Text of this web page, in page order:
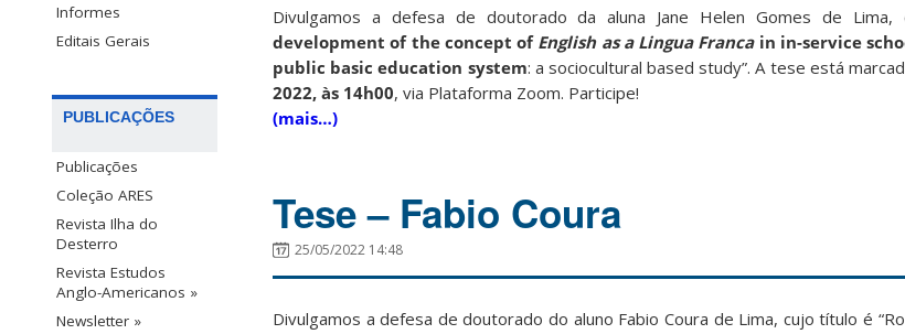
Informes
Editais Gerais
PUBLICAÇÕES
Publicações
Coleção ARES
Revista Ilha do
Desterro
Revista Estudos
Anglo-Americanos »
Newsletter »
Divulgamos a defesa de doutorado da aluna Jane Helen Gomes de
development of the concept of English as a Lingua Francain in-service
public basic education system: a sociocultural based study”. A tese está
2022, às 14h00, via Plataforma Zoom. Participe!
(mais…)
Tese – Fabio Coura
25/05/2022 14:48
Divulgamos a defesa de doutorado do aluno Fabio Coura de Lima, cujo título é